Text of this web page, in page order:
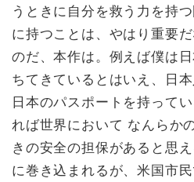
うときに自分を救う力を持
に持つことは、やはり重要
のだ、本作は。例えば僕は
ちてきているとはいえ、日
日本のパスポートを持って
れば世界において なんらか
きの安全の担保があると思
に巻き込まれるが、米国市